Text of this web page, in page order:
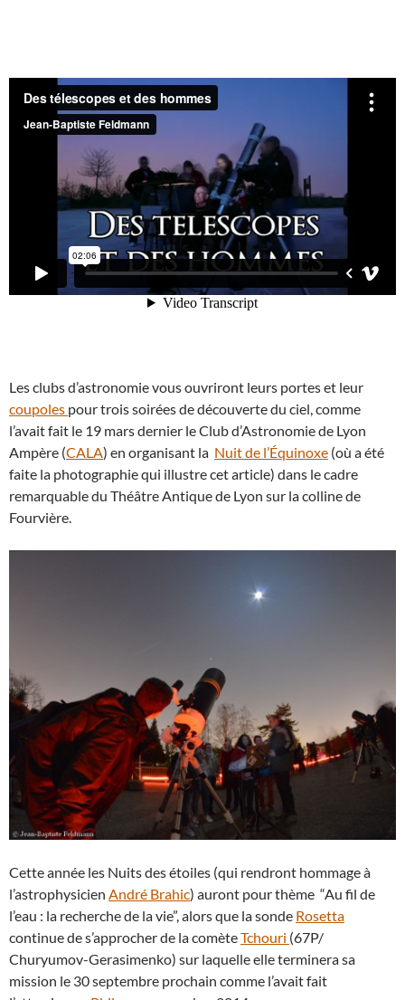
Les clubs d’astronomie vous ouvriront leurs portes et leur
coupoles pour trois soirées de découverte du ciel, comme
l’avait fait le 19 mars dernier le Club d’Astronomie de Lyon
Ampère (CALA) en organisant la Nuit de l’Équinoxe (où a été
faite la photographie qui illustre cet article) dans le cadre
remarquable du Théâtre Antique de Lyon sur la colline de
Fourvière.
Cette année les Nuits des étoiles (qui rendront hommage à
l’astrophysicien André Brahic) auront pour thème “Au fil de
l’eau : la recherche de la vie”, alors que la sonde Rosetta
continue de s’approcher de la comèteTchouri (67P/
Churyumov-Gerasimenko) sur laquelle elle terminera sa
mission le 30 septembre prochain comme l’avait fait